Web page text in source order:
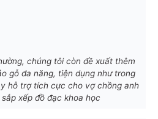
chúng tôi còn đề xuất thêm
gỗ đa năng, tiện dụng như trong
hỗ trợ tích cực cho vợ chồng anh
xếp đồ đạc khoa học